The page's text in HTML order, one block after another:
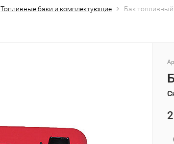
Топливные баки и комплектующие Бак топливный